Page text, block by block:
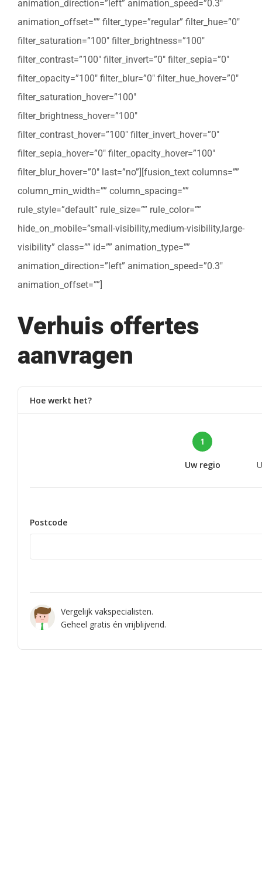
animation_direction=”left” animation_speed=”0.3″
animation_offset=”” filter_type=”regular” filter_hue=”0″
filter_saturation=”100″ filter_brightness=”100″
filter_contrast=”100″ filter_invert=”0″ filter_sepia=”0″
filter_opacity=”100″ filter_blur=”0″ filter_hue_hover=”0″
filter_saturation_hover=”100″
filter_brightness_hover=”100″
filter_contrast_hover=”100″ filter_invert_hover=”0″
filter_sepia_hover=”0″ filter_opacity_hover=”100″
filter_blur_hover=”0″ last=”no”][fusion_text columns=””
column_min_width=”” column_spacing=””
rule_style=”default” rule_size=”” rule_color=””
hide_on_mobile=”small-visibility,medium-visibility,large-
visibility” class=”” id=”” animation_type=””
animation_direction=”left” animation_speed=”0.3″
animation_offset=””]
Verhuis offertes
aanvragen